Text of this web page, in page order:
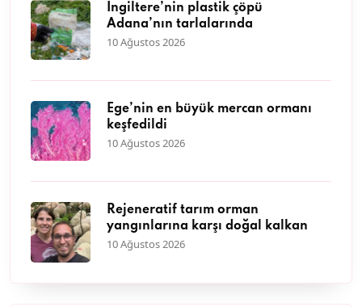
İngiltere’nin plastik çöpü
Adana’nın tarlalarında
10 Ağustos 2026
Ege’nin en büyük mercan ormanı
keşfedildi
10 Ağustos 2026
Rejeneratif tarım orman
yangınlarına karşı doğal kalkan
10 Ağustos 2026